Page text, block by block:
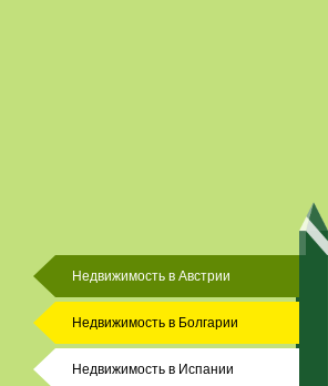
Недвижимость в Австрии
Недвижимость в Болгарии
Недвижимость в Испании